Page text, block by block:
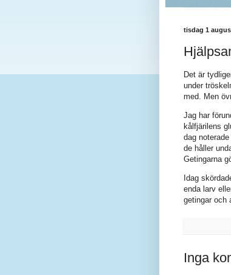
tisdag 1
Det är
under
med. Men
Jag har
kålfjärilens
dag
de håller
Getingarna
Idag
enda larv
getingar och
Inga